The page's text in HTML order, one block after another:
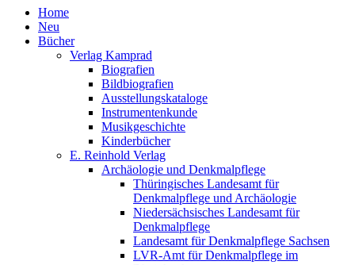
Home
Neu
Bücher
Verlag Kamprad
Biografien
Bildbiografien
Ausstellungskataloge
Instrumentenkunde
Musikgeschichte
Kinderbücher
E. Reinhold Verlag
Archäologie und Denkmalpflege
Thüringisches Landesamt für
Denkmalpflege und Archäologie
Niedersächsisches Landesamt für
Denkmalpflege
Landesamt für Denkmalpflege Sachsen
LVR-Amt für Denkmalpflege im